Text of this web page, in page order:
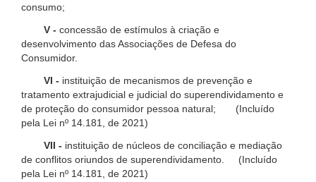
consumo;
V - concessão de estímulos à criação e
desenvolvimento das Associações de Defesa do
Consumidor.
VI - instituição de mecanismos de prevenção e
tratamento extrajudicial e judicial do superendividamento e
de proteção do consumidor pessoa natural; (Incluído
pela Lei nº 14.181, de 2021)
VII - instituição de núcleos de conciliação e mediação
de conflitos oriundos de superendividamento. (Incluído
pela Lei nº 14.181, de 2021)